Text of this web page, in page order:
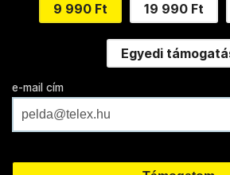
9 990 Ft 19 990 Ft
Egyedi
e-mail cím